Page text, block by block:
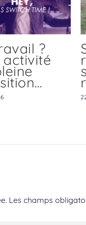
?
activité
Les champs